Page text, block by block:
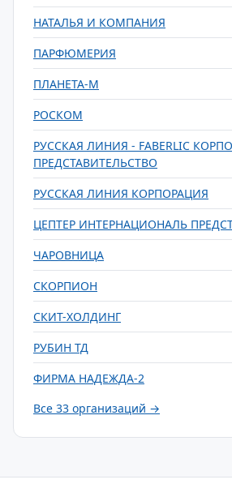
НАТАЛЬЯ И КОМПАНИЯ
ПАРФЮМЕРИЯ
ПЛАНЕТА-М
РОСКОМ
РУССКАЯ ЛИНИЯ - FABERLIC
ПРЕДСТАВИТЕЛЬСТВО
РУССКАЯ ЛИНИЯ КОРПОРАЦИЯ
ЦЕПТЕР ИНТЕРНАЦИОНАЛЬ
ЧАРОВНИЦА
СКОРПИОН
СКИТ-ХОЛДИНГ
РУБИН ТД
ФИРМА НАДЕЖДА-2
Все 33 организаций →